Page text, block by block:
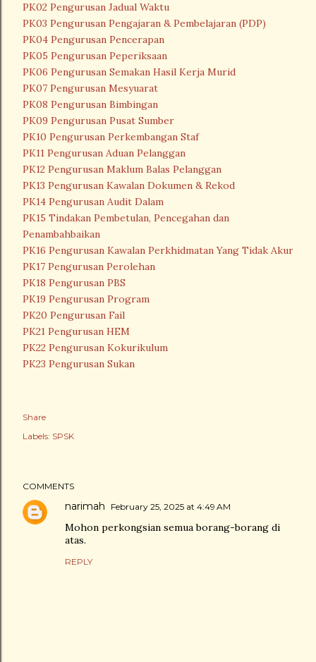
PK02 Pengurusan Jadual Waktu
PK03 Pengurusan Pengajaran & Pembelajaran (PDP)
PK04 Pengurusan Pencerapan
PK05 Pengurusan Peperiksaan
PK06 Pengurusan Semakan Hasil Kerja Murid
PK07 Pengurusan Mesyuarat
PK08 Pengurusan Bimbingan
PK09 Pengurusan Pusat Sumber
PK10 Pengurusan Perkembangan Staf
PK11 Pengurusan Aduan Pelanggan
PK12 Pengurusan Maklum Balas Pelanggan
PK13 Pengurusan Kawalan Dokumen & Rekod
PK14 Pengurusan Audit Dalam
PK15 Tindakan Pembetulan, Pencegahan dan
Penambahbaikan
PK16 Pengurusan Kawalan Perkhidmatan Yang Tidak Akur
PK17 Pengurusan Perolehan
PK18 Pengurusan PBS
PK19 Pengurusan Program
PK20 Pengurusan Fail
PK21 Pengurusan HEM
PK22 Pengurusan Kokurikulum
PK23 Pengurusan Sukan
Share
Labels: SPSK
COMMENTS
narimah February 25, 2025 at 4:49 AM
Mohon perkongsian semua borang-borang di
atas.
REPLY